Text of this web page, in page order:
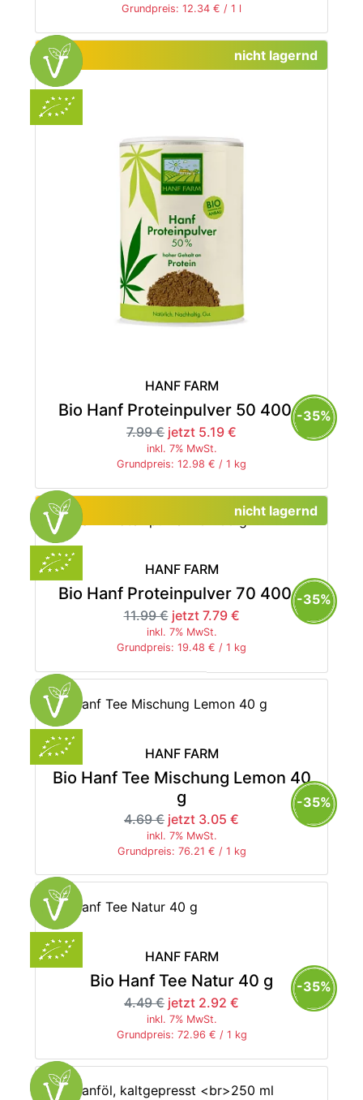
Grundpreis: 12.34 € / 1 l
HANF FARM
Bio Hanf Proteinpulver 50 400 g
7.99 € jetzt 5.19 €
inkl. 7% MwSt.
Grundpreis: 12.98 € / 1 kg
nicht lagernd
-35%
HANF FARM
Bio Hanf Proteinpulver 70 400 g
11.99 € jetzt 7.79 €
inkl. 7% MwSt.
Grundpreis: 19.48 € / 1 kg
nicht lagernd
-35%
HANF FARM
Bio Hanf Tee Mischung Lemon 40
g
4.69 € jetzt 3.05 €
inkl. 7% MwSt.
Grundpreis: 76.21 € / 1 kg
-35%
HANF FARM
Bio Hanf Tee Natur 40 g
4.49 € jetzt 2.92 €
inkl. 7% MwSt.
Grundpreis: 72.96 € / 1 kg
-35%